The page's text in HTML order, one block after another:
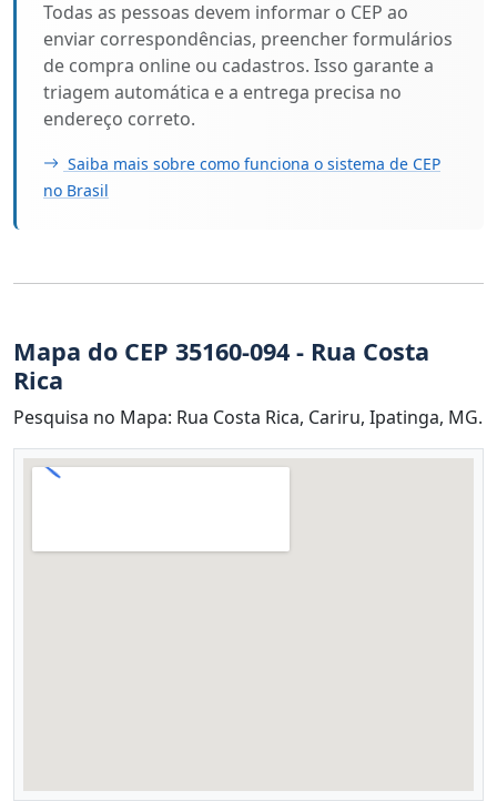
Todas as pessoas devem informar o CEP ao
enviar correspondências, preencher formulários
de compra online ou cadastros. Isso garante a
triagem automática e a entrega precisa no
endereço correto.
Saiba mais sobre como funciona o sistema de CEP
no Brasil
Mapa do CEP 35160-094 - Rua Costa
Rica
Pesquisa no Mapa: Rua Costa Rica, Cariru, Ipatinga, MG.